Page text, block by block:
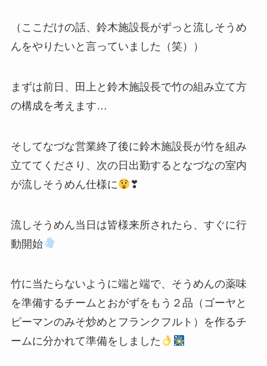
（ここだけの話、鈴木施設長がずっと流しそうめ
んをやりたいと言っていました（笑））
まずは前日、田上と鈴木施設長で竹の組み立て方
の構成を考えます…
そしてなづな営業終了後に鈴木施設長が竹を組み
立ててくださり、次の日出勤するとなづなの室内
が流しそうめん仕様に
❣
流しそうめん当日は皆様来所されたら、すぐに行
動開始
竹に当たらないように端と端で、そうめんの薬味
を準備するチームとおがずをもう２品（ゴーヤと
ピーマンのみそ炒めとフランクフルト）を作るチ
ームに分かれて準備をしました